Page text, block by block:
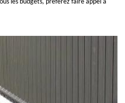
les budgets, préférez faire appel à